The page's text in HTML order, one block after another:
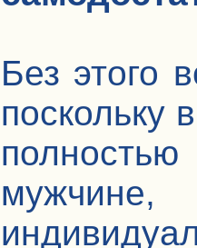
Без этого
поскольку